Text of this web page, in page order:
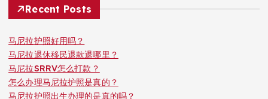
Recent Posts
马尼拉护照好用吗？
马尼拉退休移民退款退哪里？
马尼拉SRRV怎么打款？
怎么办理马尼拉护照是真的？
马尼拉护照出生办理的是真的吗？